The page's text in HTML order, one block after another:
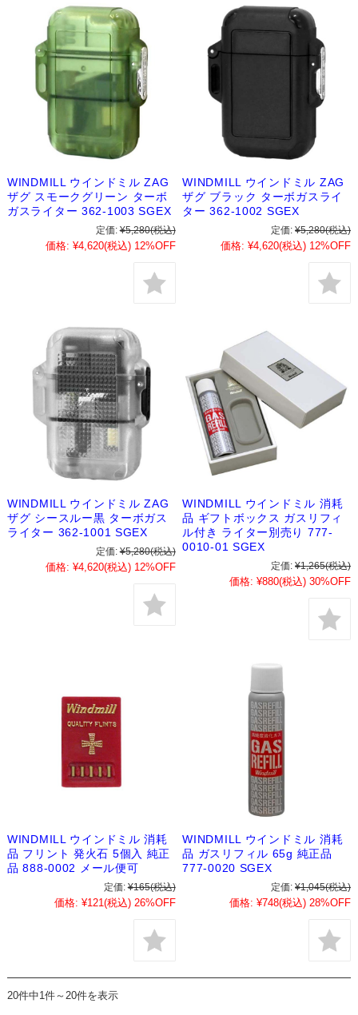
WINDMILL ウインドミル ZAG
ザグ スモークグリーン ターボ
ガスライター 362-1003 SGEX
定価: ¥5,280(税込)
価格: ¥4,620(税込) 12%OFF
WINDMILL ウインドミル ZAG
ザグ ブラック ターボガスライ
ター 362-1002 SGEX
定価: ¥5,280(税込)
価格: ¥4,620(税込) 12%OFF
WINDMILL ウインドミル ZAG
ザグ シースルー黒 ターボガス
ライター 362-1001 SGEX
定価: ¥5,280(税込)
価格: ¥4,620(税込) 12%OFF
WINDMILL ウインドミル 消耗
品 ギフトボックス ガスリフィ
ル付き ライター別売り 777-
0010-01 SGEX
定価: ¥1,265(税込)
価格: ¥880(税込) 30%OFF
WINDMILL ウインドミル 消耗
品 フリント 発火石 5個入 純正
品 888-0002 メール便可
定価: ¥165(税込)
価格: ¥121(税込) 26%OFF
WINDMILL ウインドミル 消耗
品 ガスリフィル 65g 純正品
777-0020 SGEX
定価: ¥1,045(税込)
価格: ¥748(税込) 28%OFF
20件中1件～20件を表示